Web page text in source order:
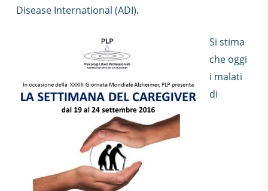
Disease International (ADI).
Si stima
che oggi
i malati
di